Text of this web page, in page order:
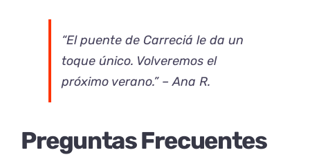
“El puente de Carreciá le da un
toque único. Volveremos el
próximo verano.” – Ana R.
Preguntas Frecuentes